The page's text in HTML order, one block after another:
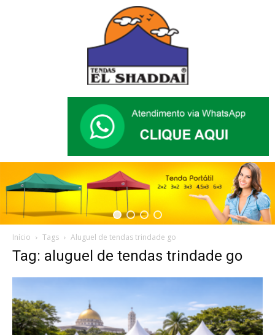
Início Tags Aluguel de tendas trindade go
Tag: aluguel de tendas trindade go